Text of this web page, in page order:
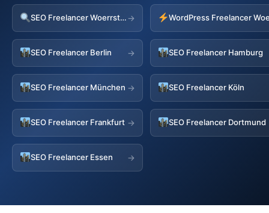
SEO Freelancer Woerrstadt→ WordPress Freelancer
SEO Freelancer Berlin → SEO Freelancer Hamburg
SEO Freelancer München → SEO Freelancer Köln
SEO Freelancer Frankfurt → SEO Freelancer Dortmund
SEO Freelancer Essen →